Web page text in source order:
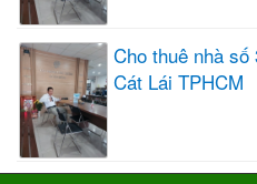
Cho thuê nhà
Cát Lái TPHCM